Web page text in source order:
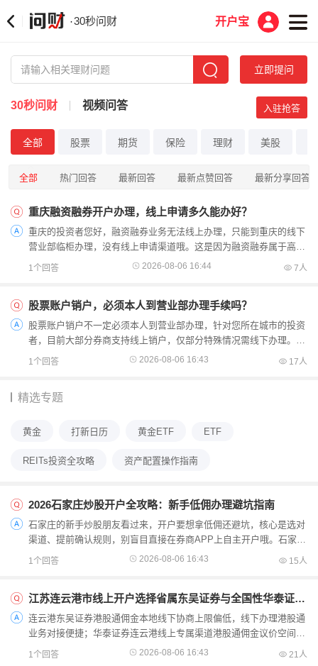
·30秒问财 开户宝
立即提问
30秒问财 视频问答 入驻抢答
全部 股票 期货 保险 理财 美股
全部 热门回答 最新回答 最新点赞回答 最新分享回答
重庆融资融券开户办理，线上申请多久能办好？
重庆的投资者您好，融资融券业务无法线上办理，只能到重庆的线下
营业部临柜办理，没有线上申请渠道哦。这是因为融资融券属于高风
险业务，监管要求必须现场完成风险测评、签署纸质协议，...
1个回答 2026-08-06 16:44 7人
股票账户销户，必须本人到营业部办理手续吗？
股票账户销户不一定必须本人到营业部办理，针对您所在城市的投资
者，目前大部分券商支持线上销户，仅部分特殊情况需线下办理。针
对您所在城市的投资者，我给您拆解下具体情况和操作步骤...
1个回答 2026-08-06 16:43 17人
精选专题
黄金 打新日历 黄金ETF ETF
REITs投资全攻略 资产配置操作指南
2026石家庄炒股开户全攻略：新手低佣办理避坑指南
石家庄的新手炒股朋友看过来，开户要想拿低佣还避坑，核心是选对
渠道、提前确认规则，别盲目直接在券商APP上自主开户哦。石家庄
的朋友要知道，直接在APP开户会是默认佣金，找专属客户经理才
1个回答 2026-08-06 16:43 15人
江苏连云港市线上开户选择省属东吴证券与全国性华泰证券，两家券商港股通佣金议价空间有何差异？
连云港东吴证券港股通佣金本地线下协商上限偏低，线下办理港股通
业务对接便捷；华泰证券连云港线上专属渠道港股通佣金议价空间更
大，线上系统港股行情、汇率换算、持仓统计功能更完善。...
1个回答 2026-08-06 16:43 21人